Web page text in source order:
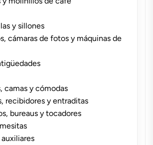
y sillones
cámaras de fotos y máquinas de
camas y cómodas
recibidores y entraditas
bureaus y tocadores